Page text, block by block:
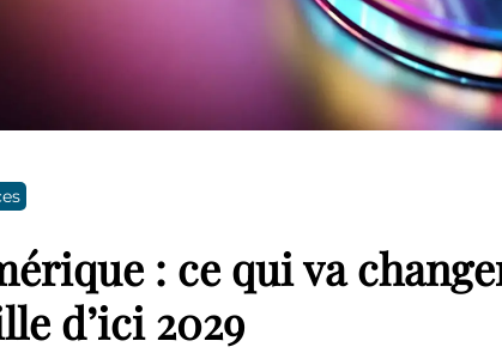
: ce qui va
d’ici 2029